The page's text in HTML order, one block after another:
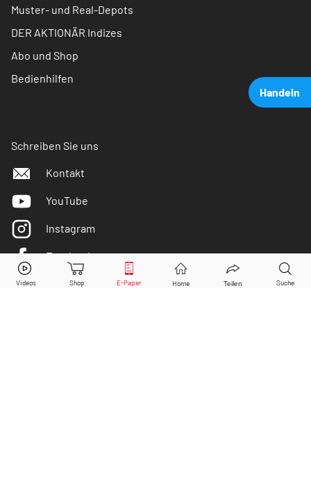
Handeln
ElringKlingerAktie jetzt handeln?
Muster- und Real-Depots
DER AKTIONÄR Indizes
Abo und Shop
Bedienhilfen
Schreiben Sie uns
Kontakt
YouTube
Instagram
Facebook
Twitter